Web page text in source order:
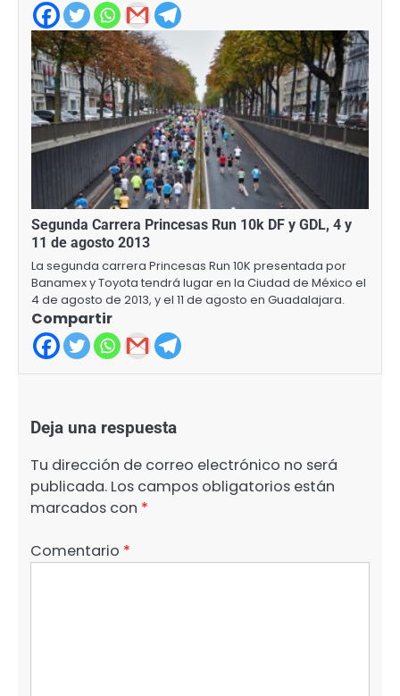
Segunda Carrera Princesas Run 10k DF y GDL, 4 y
11 de agosto 2013
La segunda carrera Princesas Run 10K presentada por
Banamex y Toyota tendrá lugar en la Ciudad de México el
4 de agosto de 2013, y el 11 de agosto en Guadalajara.
Compartir
Deja una respuesta
Tu dirección de correo electrónico no será
publicada. Los campos obligatorios están
marcados con *
Comentario *